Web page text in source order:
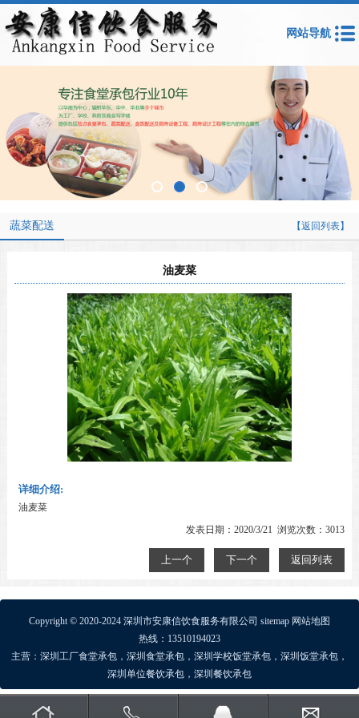
网站导航
蔬菜配送 【返回列表】
油麦菜
详细介绍:
油麦菜
发表日期：2020/3/21 浏览次数：3013
上一个 下一个 返回列表
Copyright © 2020-2024 深圳市安康信饮食服务有限公司 sitemap 网站地图
热线：13510194023
主营： 深圳工厂食堂承包， 深圳食堂承包， 深圳学校饭堂承包， 深圳饭堂承包，
深圳单位餐饮承包， 深圳餐饮承包